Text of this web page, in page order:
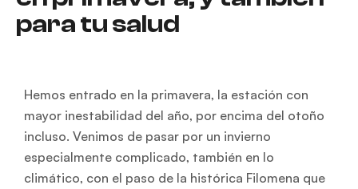
para tu salud
Hemos entrado en la primavera, la estación con
mayor inestabilidad del año, por encima del otoño
incluso. Venimos de pasar por un invierno
especialmente complicado, también en lo
climático, con el paso de la histórica Filomena que